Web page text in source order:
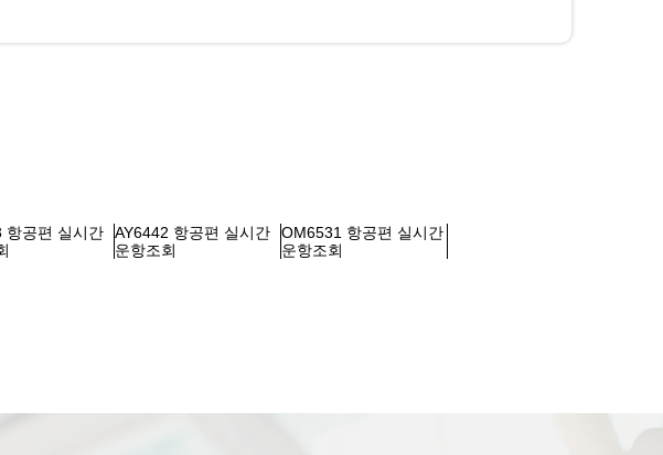
항공편 실시간
AY6442 항공편 실시간
운항조회
OM6531 항공편 실시간
운항조회